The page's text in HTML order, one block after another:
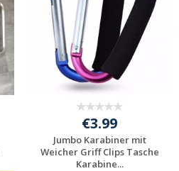
€3.99
Jumbo Karabiner mit
Weicher Griff Clips Tasche
Karabine...